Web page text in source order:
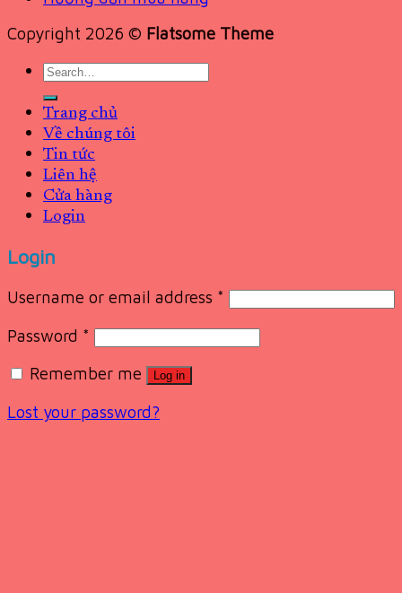
Copyright 2026 © Flatsome Theme
Search
Trang chủ
Về chúng tôi
Tin tức
Liên hệ
Cửa hàng
Login
Login
Username or email address *
Password *
Remember me
Log in
Lost your password?